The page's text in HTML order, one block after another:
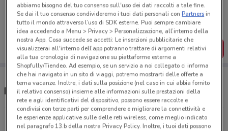
Porta DoveConviene sempre con te!
Puoi trovare le migliori offerte dei negozi vicino a te,
salvarle e creare la tua lista del risparmio, comodamente
dal tuo cellulare.
SCARICA L’APP
Ristoranti Panino Giusto nelle vicinanze
Via Veratti, 9 Varese
abbiamo bisogno del tuo consenso sull'uso dei dati raccolti a tale fine.
Se dai il tuo consenso condivideremo i tuoi dati personali conPartnersin
tutto il mondo attraverso l’uso di SDK esterne. Puoi sempre cambiare
idea accedendo a Menu > Privacy > Personalizzazione, all’interno della
nostra App. Cosa succede se accetti: Le inserzioni pubblicitarie che
visualizzerai all'interno dell’app potranno trattare di argomenti relativi
alla tua cronologia di navigazione su piattaforme esterne a
Shopfully/Tiendeo. Ad esempio, se un servizio a noi collegato ci informa
che hai navigato in un sito di viaggi, potremo mostrarti delle offerte a
tema vacanze. Inoltre, i dati sulla posizione (nel caso in cui abbia fornito
il relativo consenso) insieme alle informazioni sulle prestazioni della
rete e agli identificativi del dispositivo, possono essere raccolte e
condivisi con terze parti per comprendere e migliorare la connettività e
le esperienze applicative sulle delle reti wireless, come meglio indicato
nel paragrafo 13.b della nostra Privacy Policy. Inoltre, i tuoi dati possono